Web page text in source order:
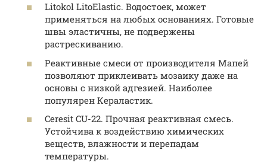
Litokol LitoElastic. Водостоек, может
применяться на любых основаниях. Готовые
швы эластичны, не подвержены
растрескиванию.
Реактивные смеси от производителя Мапей
позволяют приклеивать мозаику даже на
основы с низкой адгезией. Наиболее
популярен Кераластик.
Ceresit CU-22. Прочная реактивная смесь.
Устойчива к воздействию химических
веществ, влажности и перепадам
температуры.